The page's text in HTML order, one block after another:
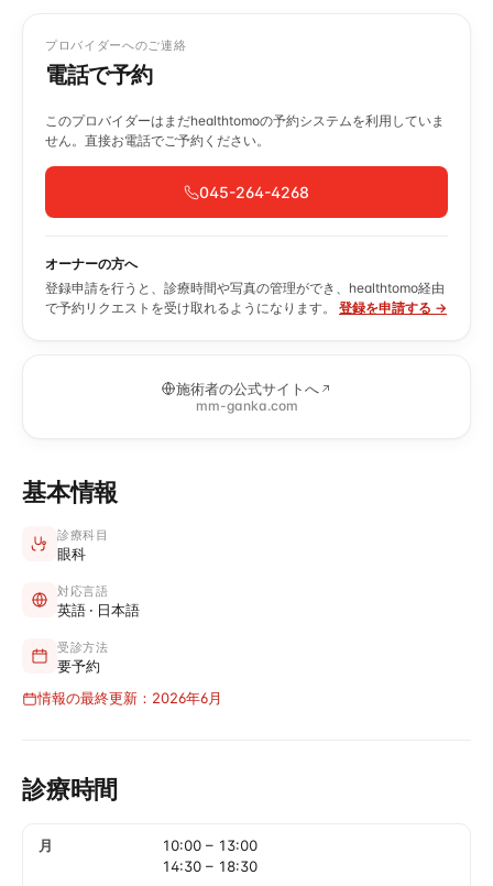
プロバイダーへのご連絡
電話で予約
このプロバイダーはまだhealthtomoの予約システムを利用していま
せん。直接お電話でご予約ください。
045-264-4268
オーナーの方へ
登録申請を行うと、診療時間や写真の管理ができ、healthtomo経由
で予約リクエストを受け取れるようになります。
登録を申請する →
施術者の公式サイトへ
mm-ganka.com
基本情報
診療科目
眼科
対応言語
英語 · 日本語
受診方法
要予約
情報の最終更新：2026年6月
診療時間
月 10:00 – 13:00
14:30 – 18:30